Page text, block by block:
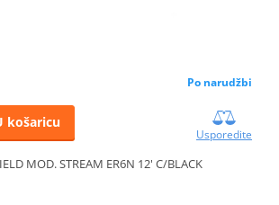
Po narudžbi
košaricu
Usporedite
MOD. STREAM ER6N 12' C/BLACK